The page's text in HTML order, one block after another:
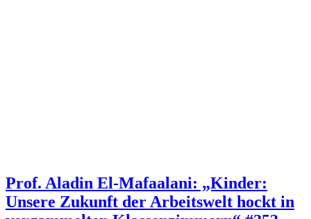
Prof. Aladin El-Mafaalani: „Kinder:
Unsere Zukunft der Arbeitswelt hockt in